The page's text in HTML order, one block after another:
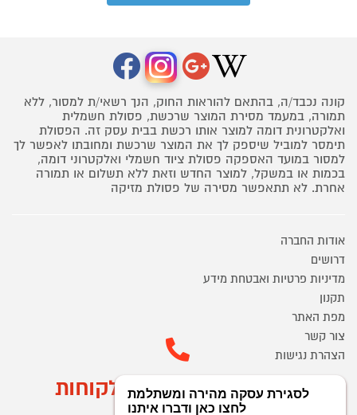
קונה נכבד/ה, בהתאם להוראות החוק, הנך רשאי/ת למסור, ללא
תמורה, במעמד מסירת המוצר שרכשת, פסולת חשמלית
ואלקטרונית דומה למוצר אותו רכשת בבית עסק זה. הפסולת
תימסר למוביל שיספק לך את המוצר שרכשת ומחובתו לאפשר לך
למסור במועד האספקה פסולת ציוד חשמלי ואלקטרוני דומה,
בכמות או במשקל, למוצר החדש וזאת ללא תשלום או תמורה
אחרת. לא תתאפשר מסירה של פסולת מזיקה
אודות החברה
דרושים
מדיניות פרטיות ואבטחת מידע
תקנון
מפת האתר
צור קשר
הצהרת נגישות
מוקד הזמנות ושירות לקוחות